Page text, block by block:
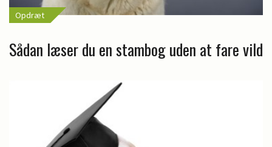
Opdræt
Sådan læser du en stambog uden at fare vild